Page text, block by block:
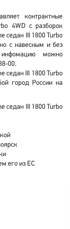
контрактные
4WD с разборок
седан III 1800 Turbo
с навесным и без
инфомацию можно
00.
седан III 1800 Turbo
город России на
седан III 1800 Turbo
его из ЕС